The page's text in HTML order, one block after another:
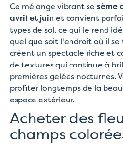
Ce mélange vibrant se sème
avril et juin et convient
types de sol, ce qui le rend
quel que soit l'endroit où il se
créent un spectacle riche et
de textures qui continue à
premières gelées nocturnes.
profiter longtemps de la
espace extérieur.
Acheter des
champs